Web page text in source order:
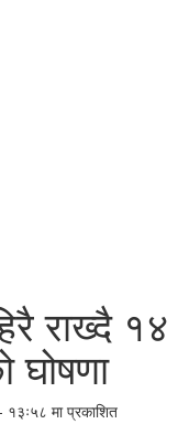
राख्दै १४
घोषणा
मा प्रकाशित